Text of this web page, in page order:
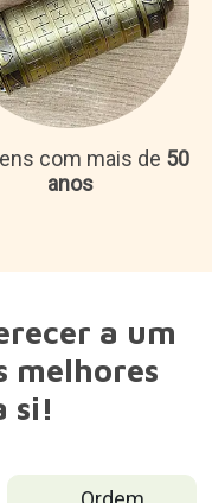
com mais de 50
anos
a um
melhores
si!